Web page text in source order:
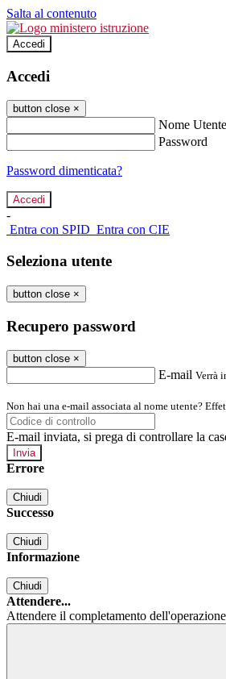
Salta al contenuto
Accedi
Accedi
button close ×
Nome Utente
Password
Password dimenticata?
-
Entra con SPID Entra con CIE
Seleziona utente
button close ×
Recupero password
button close ×
E-mail Verrà
Non hai una e-mail associata al nome utente?
E-mail inviata, si prega di controllare la
Errore
Chiudi
Successo
Chiudi
Informazione
Chiudi
Attendere...
Attendere il completamento